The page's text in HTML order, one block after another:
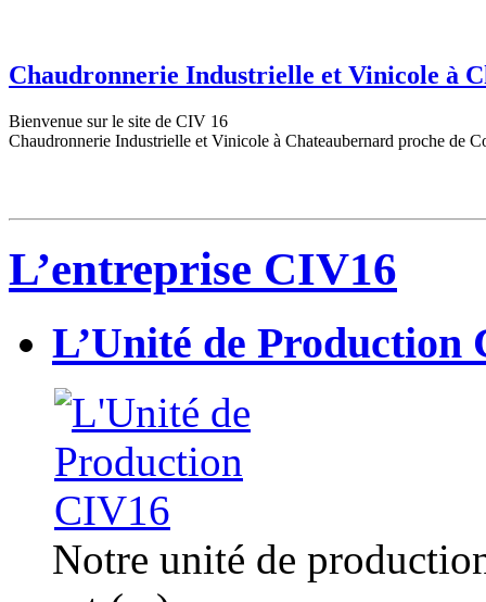
Chaudronnerie Industrielle et Vinicole à
Bienvenue sur le site de CIV 16
Chaudronnerie Industrielle et Vinicole à Chateaubernard proche de
L’entreprise CIV16
L’Unité de Production
Notre unité de